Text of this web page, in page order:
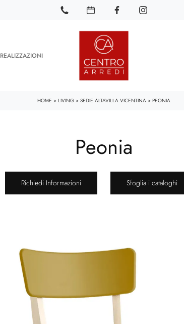
REALIZZAZIONI
HOME > LIVING > SEDIE ALTAVILLA VICENTINA > PEONIA
Peonia
Richiedi Informazioni Sfoglia i cataloghi